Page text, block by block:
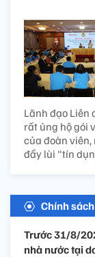
Lãnh đạo Liên
rất ủng hộ gói
của đoàn
đẩy lùi "tín
Chính
Trước 31/8/
nhà nước tại